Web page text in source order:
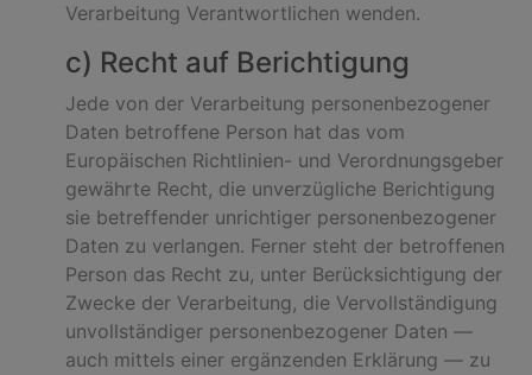
Verarbeitung Verantwortlichen wenden.
c) Recht auf Berichtigung
Jede von der Verarbeitung personenbezogener
Daten betroffene Person hat das vom
Europäischen Richtlinien- und Verordnungsgeber
gewährte Recht, die unverzügliche Berichtigung
sie betreffender unrichtiger personenbezogener
Daten zu verlangen. Ferner steht der betroffenen
Person das Recht zu, unter Berücksichtigung der
Zwecke der Verarbeitung, die Vervollständigung
unvollständiger personenbezogener Daten —
auch mittels einer ergänzenden Erklärung — zu